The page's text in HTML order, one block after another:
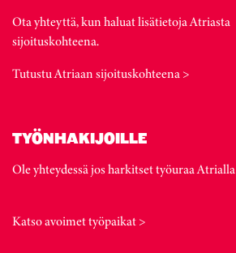
Ota yhteyttä, kun haluat lisätietoja Atriasta
sijoituskohteena.
Tutustu Atriaan sijoituskohteena >
TYÖNHAKIJOILLE
Ole yhteydessä jos harkitset työuraa Atrialla
Katso avoimet työpaikat >